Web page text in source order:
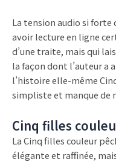
La tension audio si forte
avoir lecture en ligne
d’une traite, mais qui
la façon dont l’auteur a
l’histoire elle-même
simpliste et manque de
Cinq filles
La Cinq filles couleur
élégante et raffinée,